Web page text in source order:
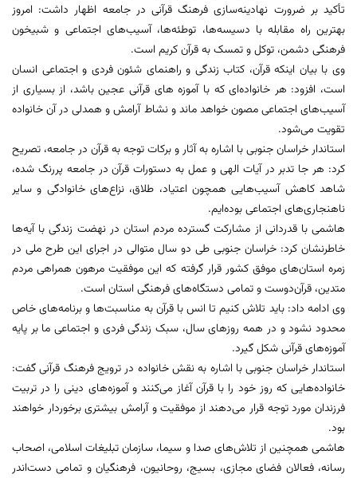
تأکید بر ضرورت نهادینه‌سازی فرهنگ قرآنی در جامعه اظهار داشت: امروز
بهترین راه مقابله با دسیسه‌ها، توطئه‌ها، آسیب‌های اجتماعی و شبیخون
فرهنگی دشمن، توکل و تمسک به قرآن کریم است.
وی با بیان اینکه قرآن، کتاب زندگی و راهنمای شئون فردی و اجتماعی انسان
است، افزود: هر خانواده‌ای که با آموزه‌ های قرآنی عجین باشد، از بسیاری از
آسیب‌های اجتماعی مصون خواهد ماند و نشاط آرامش و همدلی در آن خانواده
تقویت می‌شود.
استاندار خراسان جنوبی با اشاره به آثار و برکات توجه به قرآن در جامعه، تصریح
کرد: هر جا تدبر در آیات الهی و عمل به دستورات قرآن در جامعه پررنگ شده،
شاهد کاهش آسیب‌هایی همچون اعتیاد، طلاق، نزاع‌های خانوادگی و سایر
ناهنجاری‌های اجتماعی بوده‌ایم.
هاشمی با قدردانی از مشارکت گسترده مردم استان در نهضت زندگی با آیه‌ها
خاطرنشان کرد: خراسان جنوبی طی دو سال متوالی در اجرای این طرح ملی در
زمره استان‌های موفق کشور قرار گرفته که این موفقیت مرهون همراهی مردم
متدین، قرآن‌دوست و تمامی دستگاه‌های فرهنگی استان است.
وی ادامه داد: باید تلاش کنیم تا انس با قرآن به مناسبت‌ها و برنامه‌های خاص
محدود نشود و در همه روزهای سال، سبک زندگی فردی و اجتماعی ما بر پایه
آموزه‌های قرآنی شکل گیرد.
استاندار خراسان جنوبی با اشاره به نقش خانواده در ترویج فرهنگ قرآنی گفت:
خانواده‌هایی که روز خود را با قرآن آغاز می‌کنند و آموزه‌های دینی را در تربیت
فرزندان مورد توجه قرار می‌دهند از موفقیت و آرامش بیشتری برخوردار خواهند
بود.
هاشمی همچنین از تلاش‌های صدا و سیما، سازمان تبلیغات اسلامی، اصحاب
رسانه، فعالان فضای مجازی، بسیج، روحانیون، فرهنگیان و تمامی دست‌اندر